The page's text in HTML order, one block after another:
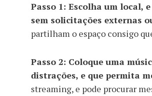
Passo 1: Escolha um local,
sem solicitações externas
partilham o espaço consigo
Passo 2: Coloque uma
distrações, e que permita
streaming, e pode procurar